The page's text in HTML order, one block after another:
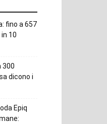
fino a 657
10
300
dicono i
Epiq